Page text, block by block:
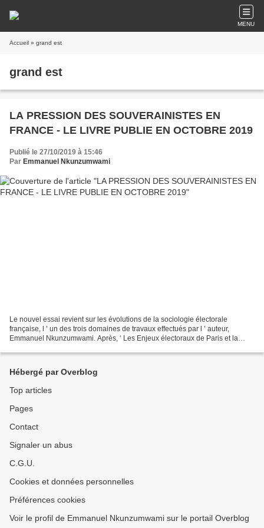
MENU
Accueil » grand est
grand est
LA PRESSION DES SOUVERAINISTES EN
FRANCE - LE LIVRE PUBLIE EN OCTOBRE 2019
Publié le 27/10/2019 à 15:46
Par Emmanuel Nkunzumwami
Le nouvel essai revient sur les évolutions de la sociologie électorale
française, l ’ un des trois domaines de travaux effectués par l ’ auteur,
Emmanuel Nkunzumwami. Après, ‘ Les Enjeux électoraux de Paris et la
Hébergé par Overblog
Top articles
Pages
Contact
Signaler un abus
C.G.U.
Cookies et données personnelles
Préférences cookies
Voir le profil de Emmanuel Nkunzumwami sur le portail Overblog